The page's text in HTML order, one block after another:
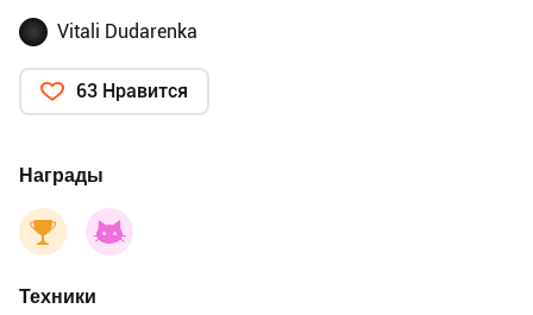
Vitali Dudarenka
63 Нравится
Награды
Техники